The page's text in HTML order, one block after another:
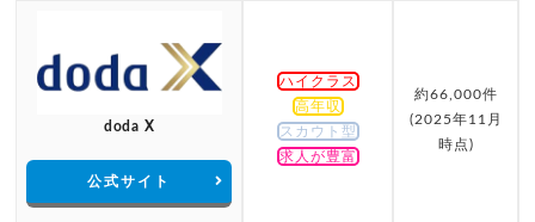
doda X
公式サイト
ハイクラス
高年収
スカウト型
求人が豊富
約66,000件
(2025年11月
時点)